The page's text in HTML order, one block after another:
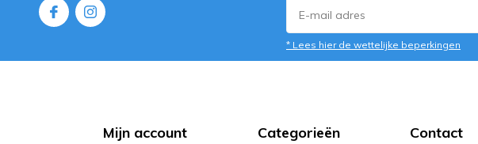
* Lees hier de wettelijke beperkingen
Mijn account Categorieën Contact